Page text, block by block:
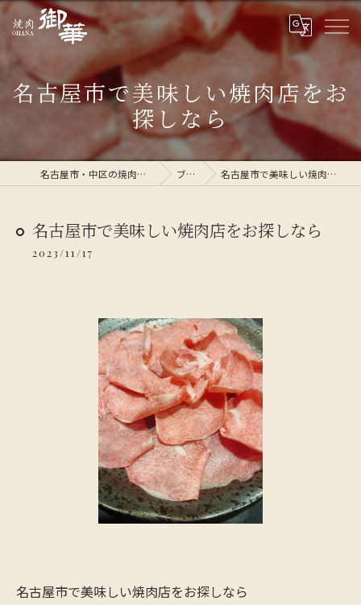
名古屋市で美味しい焼肉店をお
探しなら
名古屋市・中区の焼肉なら焼肉 御華 ブログ 名古屋市で美味しい焼肉店をお探しなら
名古屋市で美味しい焼肉店をお探しなら
2023/11/17
名古屋市で美味しい焼肉店をお探しなら